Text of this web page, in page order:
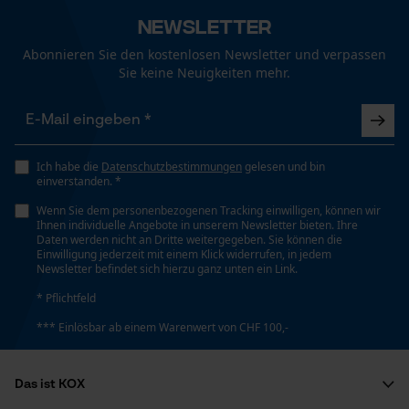
Technische Spezifikationen
Automatische Kettenschmierung
Eigenschaft
Hohe Schnittleistung, Zuverlässig, Lange
Lebensdauer, Korrosionsbeständig
Einstanzung Treibglied
60 deg
Newsletter
Abonnieren Sie den kostenlosen Newsletter und verpassen
Sie keine Neuigkeiten mehr.
Ich habe die Datenschutzbestimmungen gelesen und bin
einverstanden. *
Wenn Sie dem personenbezogenen Tracking einwilligen, können wir
Ihnen individuelle Angebote in unserem Newsletter bieten. Ihre
Daten werden nicht an Dritte weitergegeben. Sie können die
Einwilligung jederzeit mit einem Klick widerrufen, in jedem
Newsletter befindet sich hierzu ganz unten ein Link.
* Pflichtfeld
*** Einlösbar ab einem Warenwert von CHF 100,-
Das ist KOX
Funktionale Cookies
Gespeicherter Warenkorb
Geo-IP und User Detection
YouTube-Videos
Google Maps